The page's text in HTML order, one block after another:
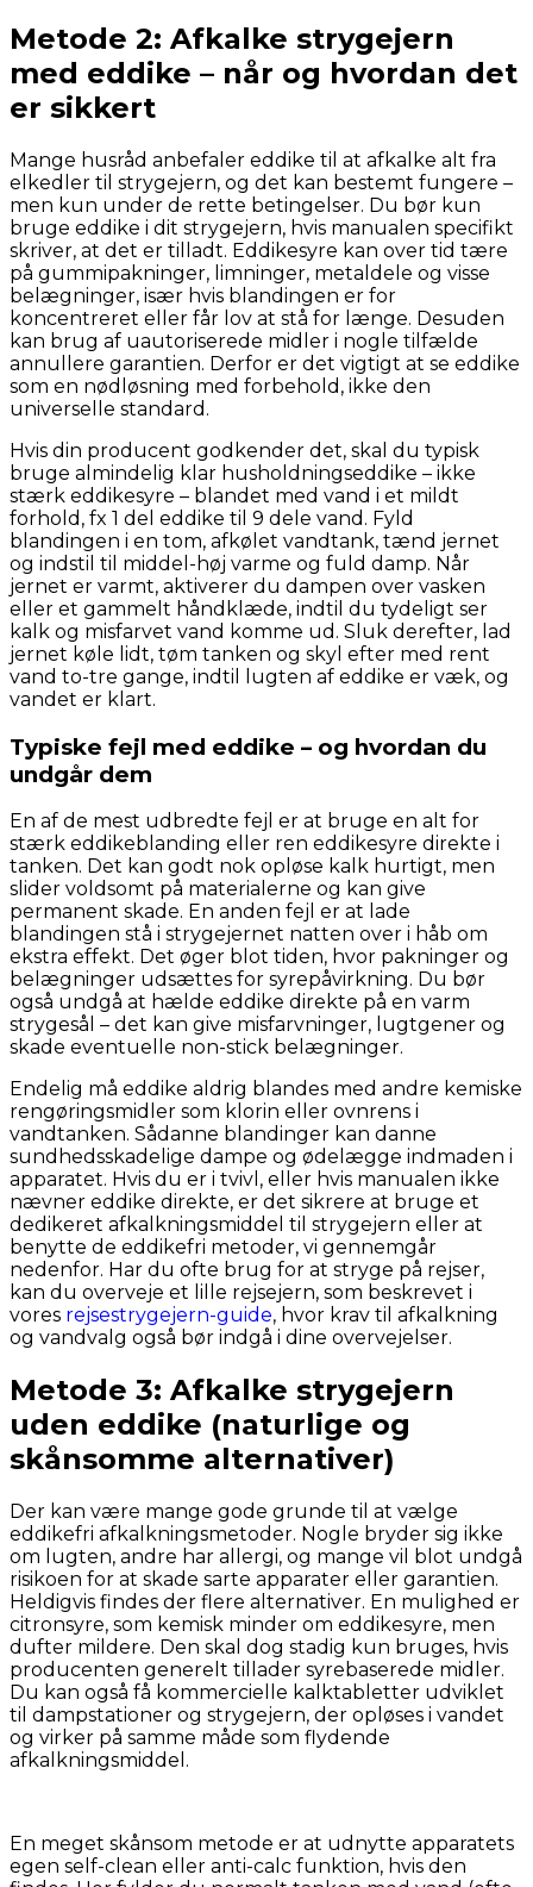
Metode 2: Afkalke strygejern
med eddike – når og hvordan det
er sikkert
Mange husråd anbefaler eddike til at afkalke alt fra
elkedler til strygejern, og det kan bestemt fungere –
men kun under de rette betingelser. Du bør kun
bruge eddike i dit strygejern, hvis manualen specifikt
skriver, at det er tilladt. Eddikesyre kan over tid tære
på gummipakninger, limninger, metaldele og visse
belægninger, især hvis blandingen er for
koncentreret eller får lov at stå for længe. Desuden
kan brug af uautoriserede midler i nogle tilfælde
annullere garantien. Derfor er det vigtigt at se eddike
som en nødløsning med forbehold, ikke den
universelle standard.
Hvis din producent godkender det, skal du typisk
bruge almindelig klar husholdningseddike – ikke
stærk eddikesyre – blandet med vand i et mildt
forhold, fx 1 del eddike til 9 dele vand. Fyld
blandingen i en tom, afkølet vandtank, tænd jernet
og indstil til middel-høj varme og fuld damp. Når
jernet er varmt, aktiverer du dampen over vasken
eller et gammelt håndklæde, indtil du tydeligt ser
kalk og misfarvet vand komme ud. Sluk derefter, lad
jernet køle lidt, tøm tanken og skyl efter med rent
vand to-tre gange, indtil lugten af eddike er væk, og
vandet er klart.
Typiske fejl med eddike – og hvordan du
undgår dem
En af de mest udbredte fejl er at bruge en alt for
stærk eddikeblanding eller ren eddikesyre direkte i
tanken. Det kan godt nok opløse kalk hurtigt, men
slider voldsomt på materialerne og kan give
permanent skade. En anden fejl er at lade
blandingen stå i strygejernet natten over i håb om
ekstra effekt. Det øger blot tiden, hvor pakninger og
belægninger udsættes for syrepåvirkning. Du bør
også undgå at hælde eddike direkte på en varm
strygesål – det kan give misfarvninger, lugtgener og
skade eventuelle non-stick belægninger.
Endelig må eddike aldrig blandes med andre kemiske
rengøringsmidler som klorin eller ovnrens i
vandtanken. Sådanne blandinger kan danne
sundhedsskadelige dampe og ødelægge indmaden i
apparatet. Hvis du er i tvivl, eller hvis manualen ikke
nævner eddike direkte, er det sikrere at bruge et
dedikeret afkalkningsmiddel til strygejern eller at
benytte de eddikefri metoder, vi gennemgår
nedenfor. Har du ofte brug for at stryge på rejser,
kan du overveje et lille rejsejern, som beskrevet i
vores rejsestrygejern-guide, hvor krav til afkalkning
og vandvalg også bør indgå i dine overvejelser.
Metode 3: Afkalke strygejern
uden eddike (naturlige og
skånsomme alternativer)
Der kan være mange gode grunde til at vælge
eddikefri afkalkningsmetoder. Nogle bryder sig ikke
om lugten, andre har allergi, og mange vil blot undgå
risikoen for at skade sarte apparater eller garantien.
Heldigvis findes der flere alternativer. En mulighed er
citronsyre, som kemisk minder om eddikesyre, men
dufter mildere. Den skal dog stadig kun bruges, hvis
producenten generelt tillader syrebaserede midler.
Du kan også få kommercielle kalktabletter udviklet
til dampstationer og strygejern, der opløses i vandet
og virker på samme måde som flydende
afkalkningsmiddel.
En meget skånsom metode er at udnytte apparatets
egen self-clean eller anti-calc funktion, hvis den